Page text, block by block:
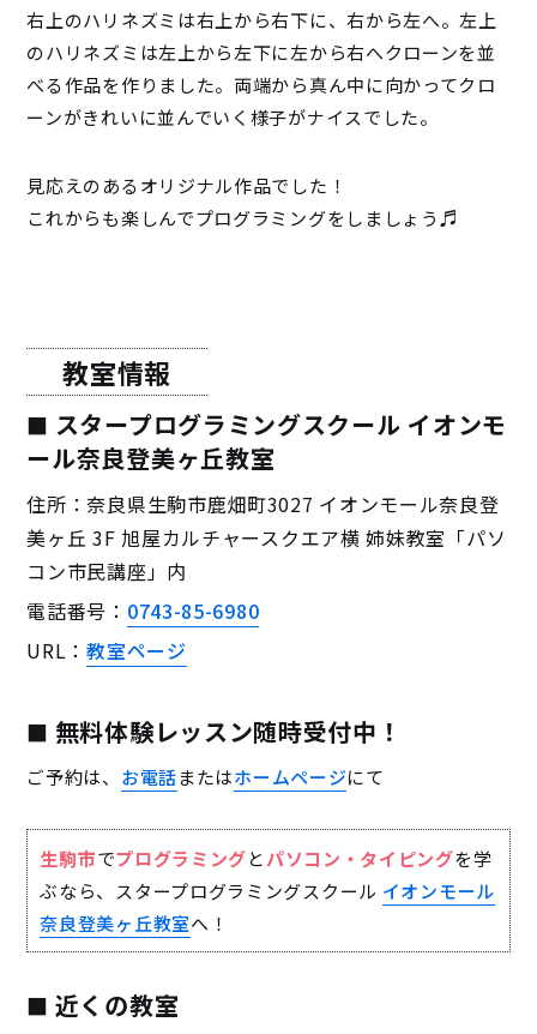
右上のハリネズミは右上から右下に、右から左へ。左上
のハリネズミは左上から左下に左から右へクローンを並
べる作品を作りました。両端から真ん中に向かってクロ
ーンがきれいに並んでいく様子がナイスでした。
見応えのあるオリジナル作品でした！
これからも楽しんでプログラミングをしましょう♬
教室情報
スタープログラミングスクール イオンモ
ール奈良登美ヶ丘教室
住所：奈良県生駒市鹿畑町3027 イオンモール奈良登
美ヶ丘 3F 旭屋カルチャースクエア横 姉妹教室「パソ
コン市民講座」内
電話番号： 0743-85-6980
URL：教室ページ
無料体験レッスン随時受付中！
ご予約は、 お電話またはホームページにて
生駒市でプログラミングとパソコン・タイピングを学
ぶなら、スタープログラミングスクール イオンモール
奈良登美ヶ丘教室へ！
近くの教室